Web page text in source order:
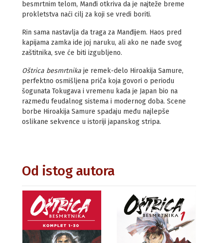
besmrtnim telom, Manđi otkriva da je najteže breme
prokletstva naći cilj za koji se vredi boriti.
Rin sama nastavlja da traga za Manđijem. Haos pred
kapijama zamka ide joj naruku, ali ako ne nađe svog
zaštitnika, sve će biti izgubljeno.
Oštrica besmrtnika je remek-delo Hiroakija Samure,
perfektno osmišljena priča koja govori o periodu
šogunata Tokugava i vremenu kada je Japan bio na
razmeđu feudalnog sistema i modernog doba. Scene
borbe Hiroakija Samure spadaju među najlepše
oslikane sekvence u istoriji japanskog stripa.
Od istog autora